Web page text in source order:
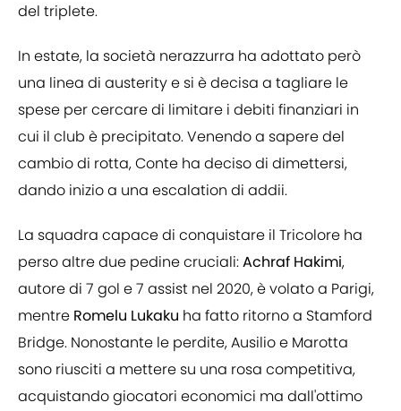
del triplete.
In estate, la società nerazzurra ha adottato però
una linea di austerity e si è decisa a tagliare le
spese per cercare di limitare i debiti finanziari in
cui il club è precipitato. Venendo a sapere del
cambio di rotta, Conte ha deciso di dimettersi,
dando inizio a una escalation di addii.
La squadra capace di conquistare il Tricolore ha
perso altre due pedine cruciali:Achraf Hakimi,
autore di 7 gol e 7 assist nel 2020, è volato a Parigi,
mentre Romelu Lukaku ha fatto ritorno a Stamford
Bridge. Nonostante le perdite, Ausilio e Marotta
sono riusciti a mettere su una rosa competitiva,
acquistando giocatori economici ma dall'ottimo